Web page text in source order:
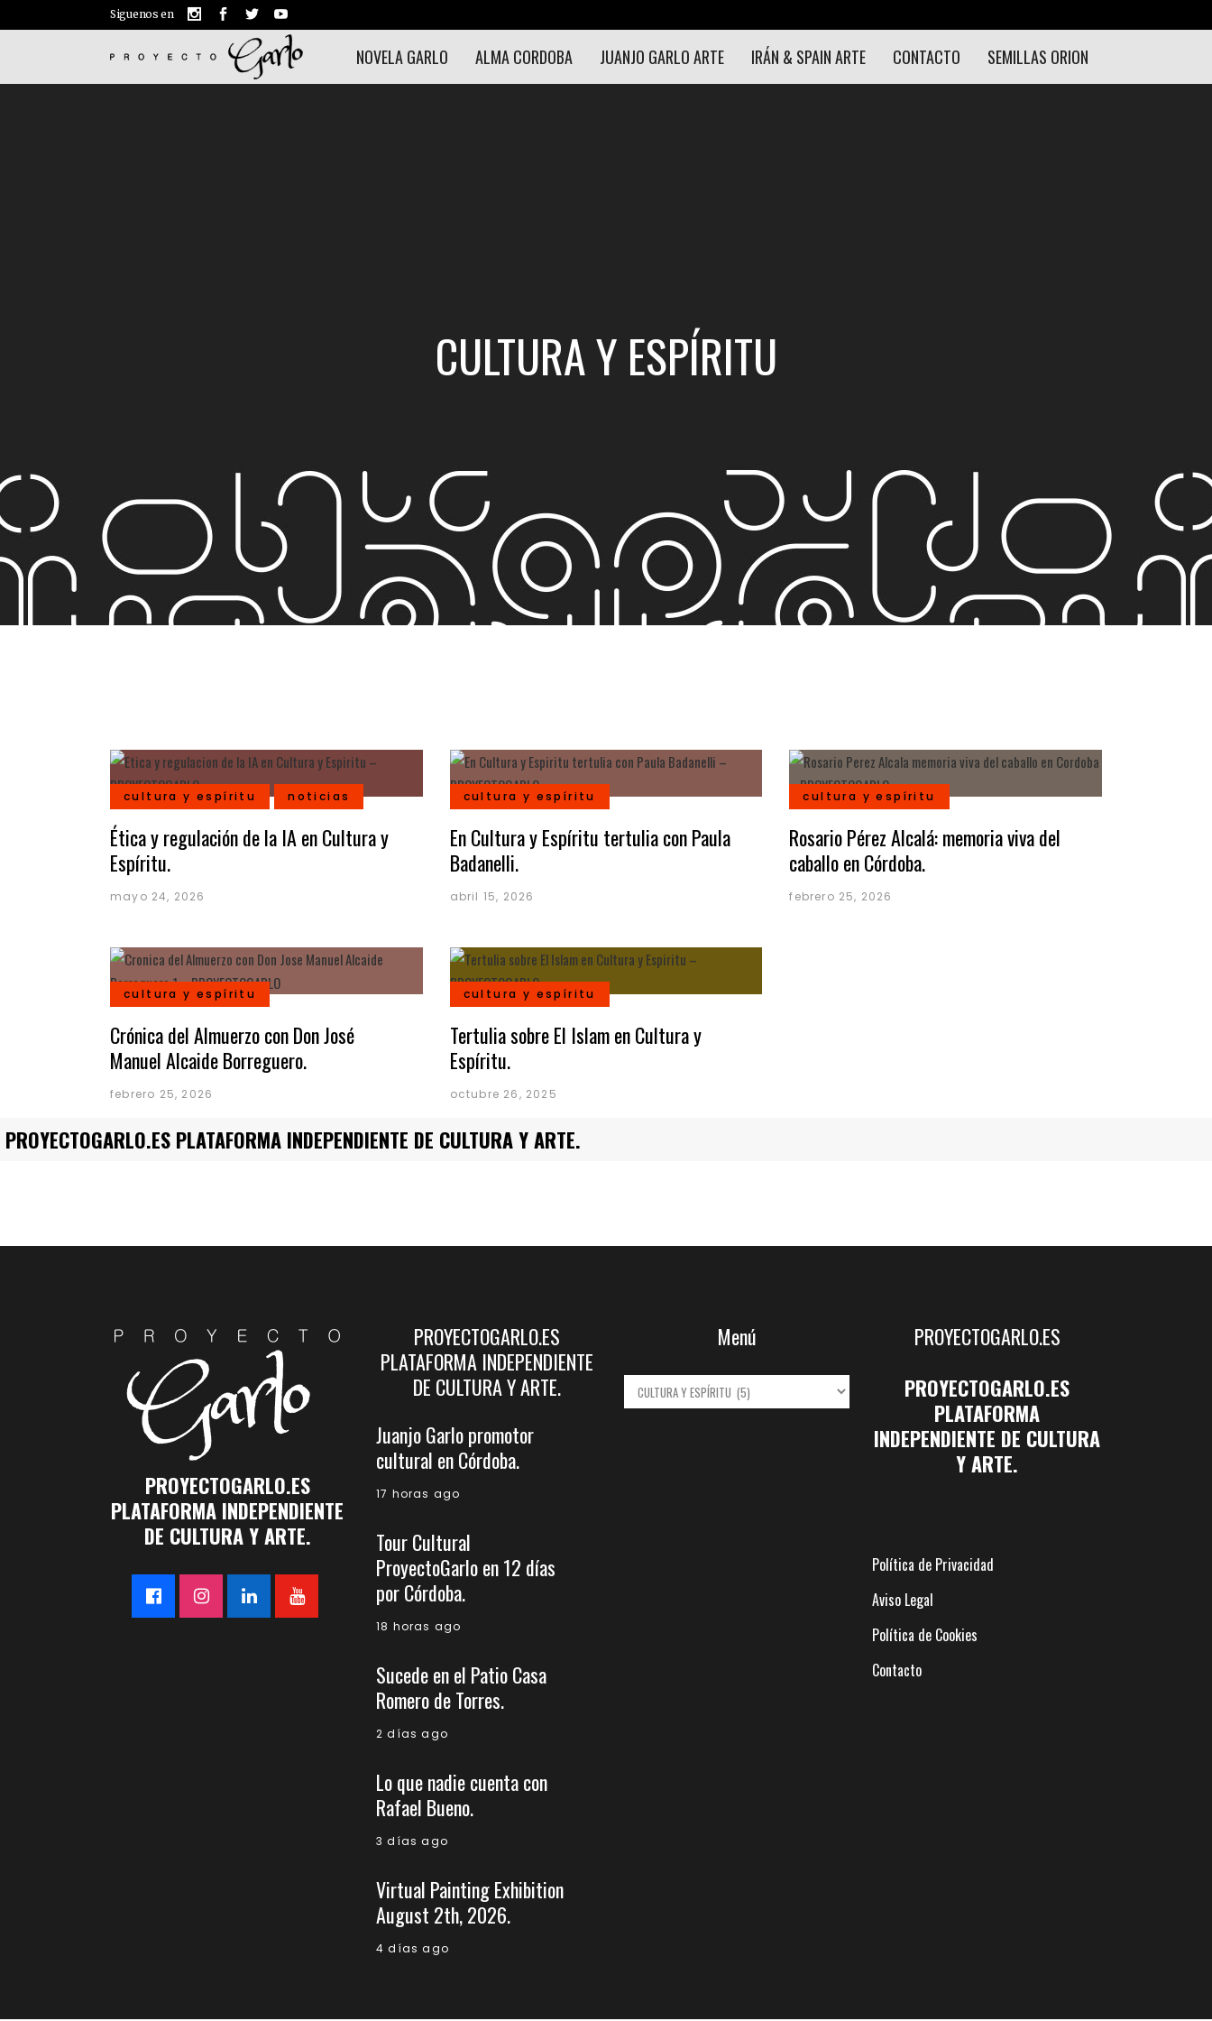
Siguenos en
NOVELA GARLO ALMA CORDOBA JUANJO GARLO ARTE IRÁN & SPAIN ARTE CONTACTO SEMILLAS ORION
CULTURA Y ESPÍRITU
cultura y espíritu noticias
Ética y regulación de la IA en Cultura y
Espíritu.
mayo 24, 2026
cultura y espíritu
En Cultura y Espíritu tertulia con Paula
Badanelli.
abril 15, 2026
cultura y espíritu
Rosario Pérez Alcalá: memoria viva del
caballo en Córdoba.
febrero 25, 2026
cultura y espíritu
Crónica del Almuerzo con Don José
Manuel Alcaide Borreguero.
febrero 25, 2026
cultura y espíritu
Tertulia sobre El Islam en Cultura y
Espíritu.
octubre 26, 2025
PROYECTOGARLO.ES PLATAFORMA INDEPENDIENTE DE CULTURA Y ARTE.
PROYECTOGARLO.ES
PLATAFORMA INDEPENDIENTE
DE CULTURA Y ARTE.
PROYECTOGARLO.ES
PLATAFORMA INDEPENDIENTE
DE CULTURA Y ARTE.
Juanjo Garlo promotor
cultural en Córdoba.
17 horas ago
Tour Cultural
ProyectoGarlo en 12 días
por Córdoba.
18 horas ago
Sucede en el Patio Casa
Romero de Torres.
2 días ago
Lo que nadie cuenta con
Rafael Bueno.
3 días ago
Virtual Painting Exhibition
August 2th, 2026.
4 días ago
Menú
Menú
PROYECTOGARLO.ES
PROYECTOGARLO.ES
PLATAFORMA
INDEPENDIENTE DE CULTURA
Y ARTE.
Política de Privacidad
Aviso Legal
Política de Cookies
Contacto